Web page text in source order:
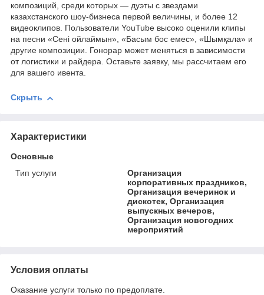
композиций, среди которых — дуэты с звездами
казахстанского шоу-бизнеса первой величины, и более 12
видеоклипов. Пользователи YouTube высоко оценили клипы
на песни «Сені ойлаймын», «Басым бос емес», «Шымқала» и
другие композиции. Гонорар может меняться в зависимости
от логистики и райдера. Оставьте заявку, мы рассчитаем его
для вашего ивента.
Скрыть
Характеристики
Основные
Тип услуги
Организация
корпоративных праздников,
Организация вечеринок и
дискотек, Организация
выпускных вечеров,
Организация новогодних
мероприятий
Условия оплаты
Оказание услуги только по предоплате.